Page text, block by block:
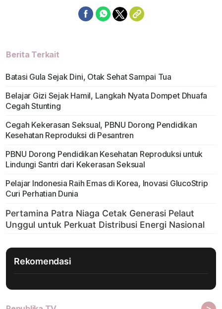
Berita Terkait
Batasi Gula Sejak Dini, Otak Sehat Sampai Tua
Belajar Gizi Sejak Hamil, Langkah Nyata Dompet Dhuafa
Cegah Stunting
Cegah Kekerasan Seksual, PBNU Dorong Pendidikan
Kesehatan Reproduksi di Pesantren
PBNU Dorong Pendidikan Kesehatan Reproduksi untuk
Lindungi Santri dari Kekerasan Seksual
Pelajar Indonesia Raih Emas di Korea, Inovasi GlucoStrip
Curi Perhatian Dunia
Rekomendasi